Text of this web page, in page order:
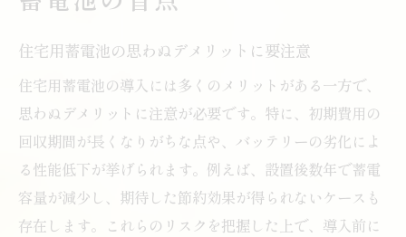
家庭用蓄電池が太陽光発電に与える運用リ
テム
住宅用蓄電池でよくある太陽光発電の失敗
例
賢い併用のために押さえたい設計ポイント
後悔を防ぐ住宅用蓄電池選びの新常識
住宅用蓄電池の思わぬデメリットに要注意
住宅用蓄電池の導入には多くのメリットがある一方で、
思わぬデメリットに注意が必要です。特に、初期費用の
回収期間が長くなりがちな点や、バッテリーの劣化によ
る性能低下が挙げられます。例えば、設置後数年で蓄電
容量が減少し、期待した節約効果が得られないケースも
存在します。これらのリスクを把握した上で、導入前に